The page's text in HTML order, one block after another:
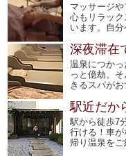
マッサージ
心もリラッ
います。自
深夜滞在
温泉につか
っと億劫。
きるスパがお
駅近だか
駅から徒歩7
行ける！車
帰り温泉をご